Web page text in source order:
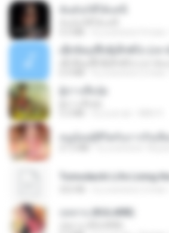
หนูน้อยสู้ชีวิตกับภารกิจเลี้
กุหลาบ (KULARB)